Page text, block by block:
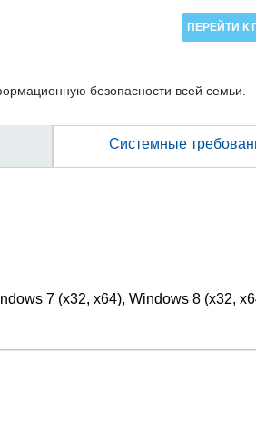
ПЕРЕЙТИ К
безопасности всей семьи.
Системные
7 (х32, х64), Windows 8 (x32,